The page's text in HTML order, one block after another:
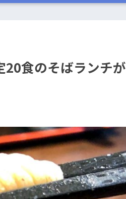
20食のそばランチが